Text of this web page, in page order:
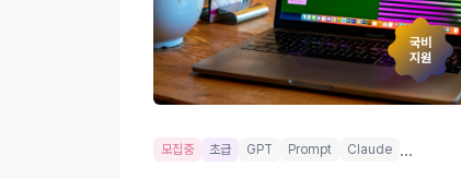
국비
지원
모집중 초급 GPT Prompt Claude ...